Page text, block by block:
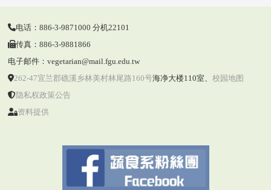
电话：886-3-9871000 分机22101
传真：886-3-9881866
电子邮件：vegetarian@mail.fgu.edu.tw
262-47宜兰郡礁溪乡林美村林尾路160号海净大楼110室、 校园地图
隐私权政策公告
资料提供